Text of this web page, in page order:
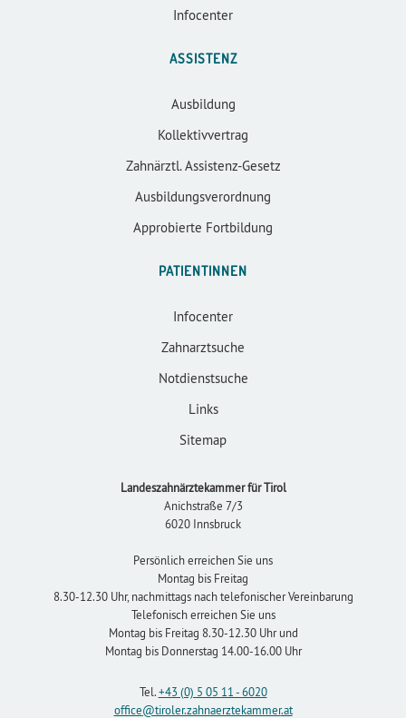
Infocenter
ASSISTENZ
Ausbildung
Kollektivvertrag
Zahnärztl. Assistenz-Gesetz
Ausbildungsverordnung
Approbierte Fortbildung
PATIENTINNEN
Infocenter
Zahnarztsuche
Notdienstsuche
Links
Sitemap
Landeszahnärztekammer für Tirol
Anichstraße 7/3
6020 Innsbruck
Persönlich erreichen Sie uns
Montag bis Freitag
8.30-12.30 Uhr, nachmittags nach telefonischer Vereinbarung
Telefonisch erreichen Sie uns
Montag bis Freitag 8.30-12.30 Uhr und
Montag bis Donnerstag 14.00-16.00 Uhr
Tel.+43 (0) 5 05 11 - 6020
office@tiroler.zahnaerztekammer.at